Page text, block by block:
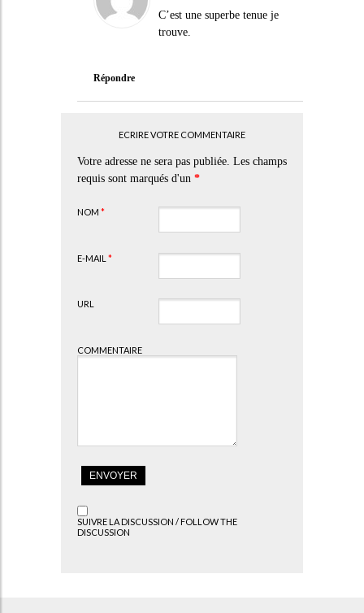
C’est une superbe tenue je
trouve.
Répondre
ECRIRE VOTRE COMMENTAIRE
Votre adresse ne sera pas publiée. Les champs
requis sont marqués d'un *
NOM *
E-MAIL *
URL
COMMENTAIRE
SUIVRE LA DISCUSSION / FOLLOW THE
DISCUSSION